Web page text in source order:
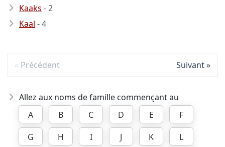
Kaaks - 2
Kaal - 4
Précédent Suivant
Allez aux noms de famille commençant au
A
B C D E
F
G
H I J K
L